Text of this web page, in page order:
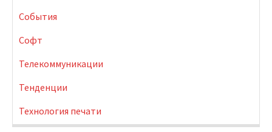
События
Софт
Телекоммуникации
Тенденции
Технология печати